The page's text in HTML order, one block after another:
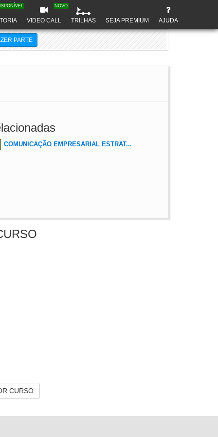
VIDEO CALL
NOVO
TRILHAS SEJA PREMIUM AJUDA
PARTE
COMUNICAÇÃO EMPRESARIAL ESTRAT...
CURSO